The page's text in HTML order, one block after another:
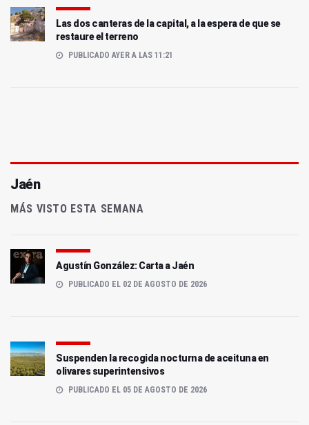
Las dos canteras de la capital, a la espera de que se
restaure el terreno
PUBLICADO AYER A LAS 11:21
Jaén
MÁS VISTO ESTA SEMANA
Agustín González: Carta a Jaén
PUBLICADO EL 02 DE AGOSTO DE 2026
Suspenden la recogida nocturna de aceituna en
olivares superintensivos
PUBLICADO EL 05 DE AGOSTO DE 2026